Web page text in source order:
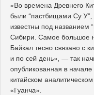
«Во времена Древнего
были “пастбищами Су У”,
известны под названием
Сибири. Самое большое
Байкал тесно связано с
и по сей день», — так
опубликованная в
китайском
«Гуанча».